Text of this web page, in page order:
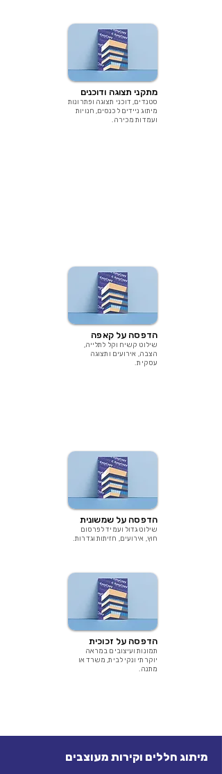
מתקני תצוגה ודוכנים
סטנדים, דוכני תצוגה ופתרונות
מיתוג ניידים לכנסים, חנויות
ועמדות מכירה.
הדפסה על קאפה
שילוט קשיח וקל לתלייה,
הצבה, אירועים ותצוגה
עסקית.
הדפסה על שמשונית
שילוט גדול ועמיד לפרסום
חוץ, אירועים, חזיתות וגדרות.
הדפסה על זכוכית
תמונות ועיצובים במראה
יוקרתי ונקי לבית, משרד או
מתנה.
מיתוג חללים וקירות מעוצבים